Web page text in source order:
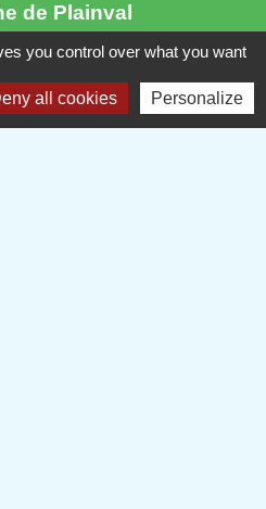
de Plainval
d'en bas
78 53 12
you control over what you want
all cookies Personalize